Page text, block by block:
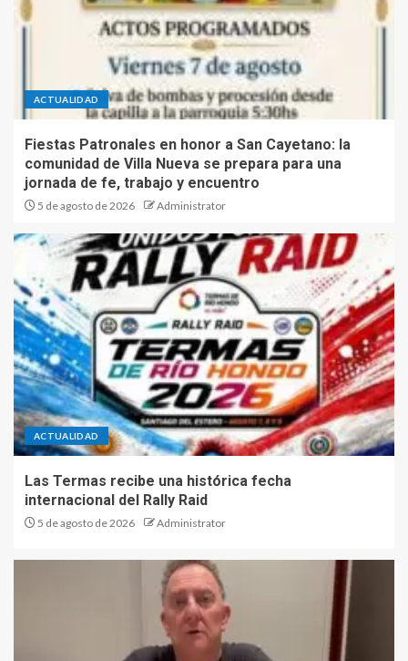
ACTUALIDAD
Fiestas Patronales en honor a San Cayetano: la
comunidad de Villa Nueva se prepara para una
jornada de fe, trabajo y encuentro
5 de agosto de 2026 Administrator
ACTUALIDAD
Las Termas recibe una histórica fecha
internacional del Rally Raid
5 de agosto de 2026 Administrator